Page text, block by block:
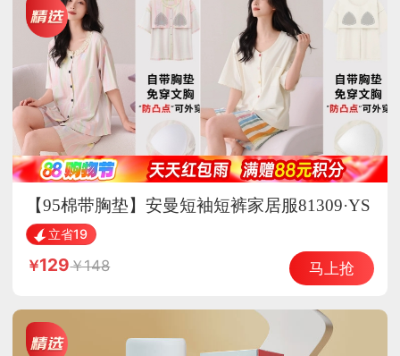
【95棉带胸垫】安曼短袖短裤家居服81309·YS
81302
立省19
129 148 马上抢